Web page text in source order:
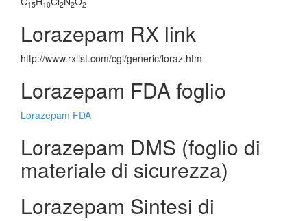
15 10 2 2 2
Lorazepam RX link
http://www.rxlist.com/cgi/generic/loraz.htm
Lorazepam FDA foglio
Lorazepam FDA
Lorazepam DMS (foglio di
materiale di sicurezza)
Lorazepam Sintesi di